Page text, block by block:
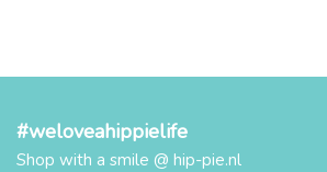
#weloveahippielife
Shop with a smile @ hip-pie.nl